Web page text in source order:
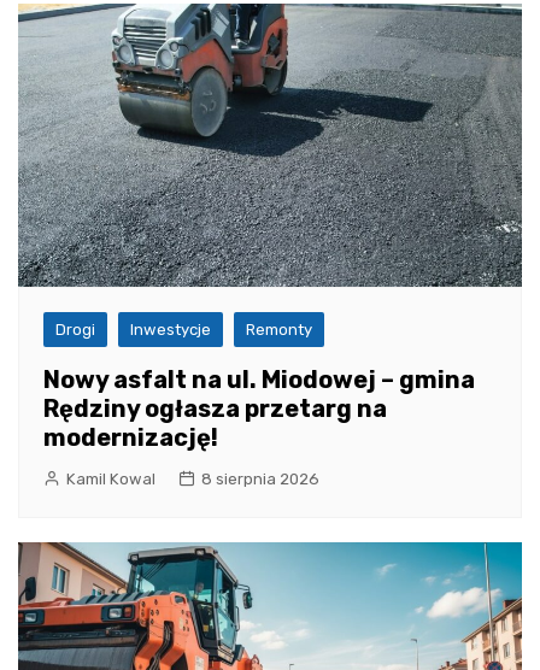
Drogi Inwestycje Remonty
Nowy asfalt na ul. Miodowej – gmina
Rędziny ogłasza przetarg na
modernizację!
Kamil Kowal 8 sierpnia 2026